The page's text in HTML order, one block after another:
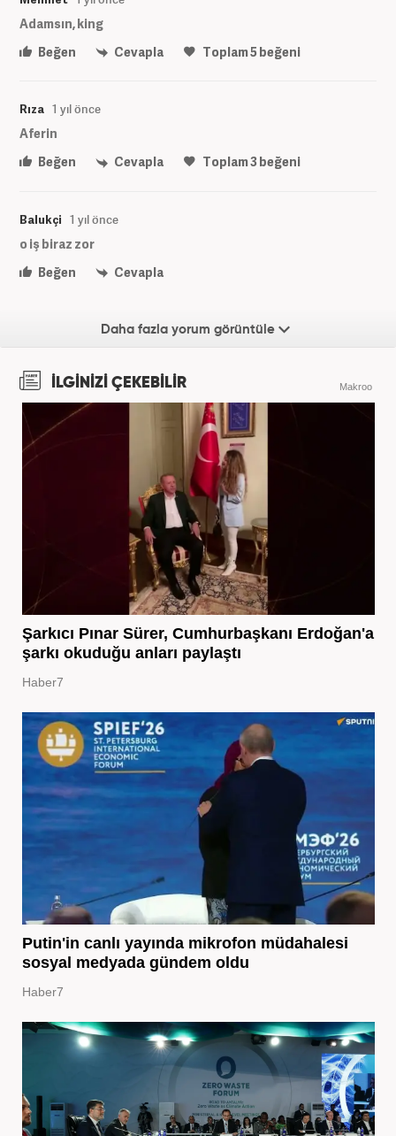
Adamsın, king
Beğen
Cevapla Toplam5beğeni
Rıza 1 yıl önce
Aferin
Beğen
Cevapla Toplam3beğeni
Balukçi 1 yıl önce
o iş biraz zor
Beğen
Cevapla
Daha fazla yorum görüntüle
İLGİNİZİ ÇEKEBİLİR Makroo
Şarkıcı Pınar Sürer, Cumhurbaşkanı Erdoğan'a
şarkı okuduğu anları paylaştı
Haber7
Putin'in canlı yayında mikrofon müdahalesi
sosyal medyada gündem oldu
Haber7